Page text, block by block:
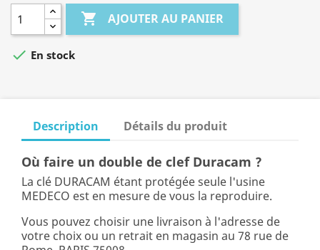
 AJOUTER AU PANIER
 En stock
Description Détails du produit
Où faire un double de clef Duracam ?
La clé DURACAM étant protégée seule l'usine
MEDECO est en mesure de vous la reproduire.
Vous pouvez choisir une livraison à l'adresse de
votre choix ou un retrait en magasin au 78 rue de